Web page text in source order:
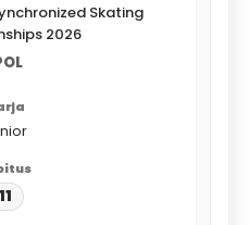
Skating
2026
11